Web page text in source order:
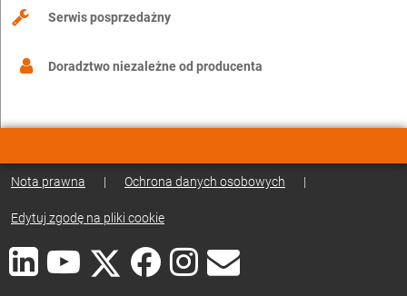
Serwis posprzedażny
Doradztwo niezależne od producenta
Nota prawna | Ochrona danych osobowych |
Edytuj zgodę na pliki cookie